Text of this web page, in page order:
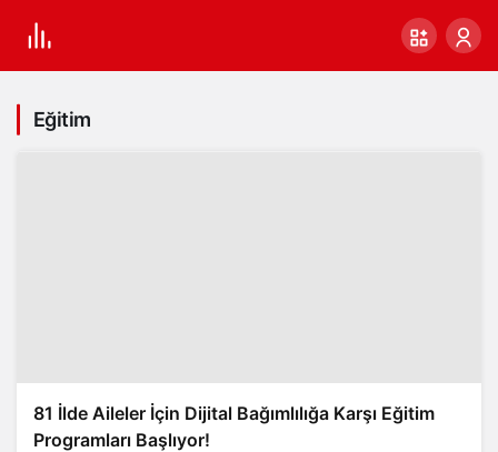
Eğitim
81 İlde Aileler İçin Dijital Bağımlılığa Karşı Eğitim
Programları Başlıyor!